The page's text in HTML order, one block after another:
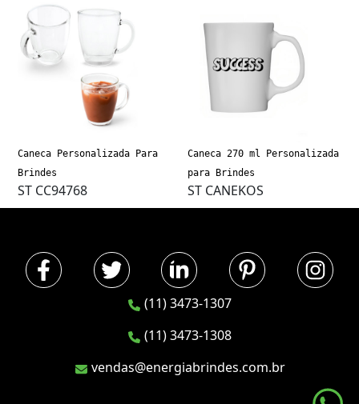
Caneca Personalizada Para
Brindes
ST CC94768
Caneca 270 ml Personalizada
para Brindes
ST CANEKOS
(11) 3473-1307
(11) 3473-1308
vendas@energiabrindes.com.br